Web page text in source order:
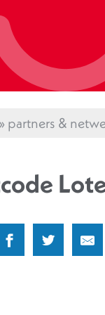
»partners &